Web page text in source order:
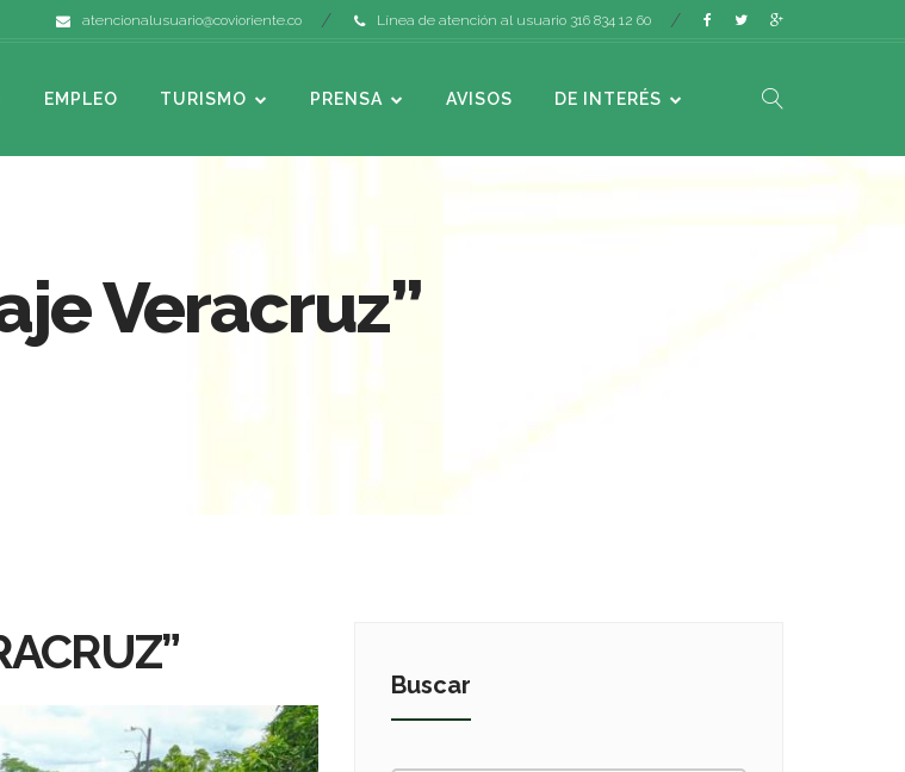
atencionalusuario@covioriente.co Línea de atención al usuario 316 834 12 60
EMPLEO TURISMO PRENSA AVISOS DE INTERÉS
Veracruz”
Buscar